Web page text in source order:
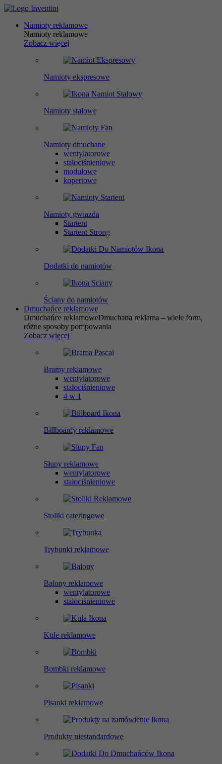
Namioty reklamowe
Namioty reklamowe
Zobacz więcej
Namioty ekspresowe
Namioty stalowe
Namioty dmuchane
wentylatorowe
stałociśnieniowe
modułowe
kopertowe
Namioty gwiazda
Startent
Startent Strong
Dodatki do namiotów
Ściany do namiotów
Dmuchańce reklamowe
Dmuchańce reklamoweDmuchana reklama – wiele form,
różne sposoby pompowania
Zobacz więcej
Bramy reklamowe
wentylatorowe
stałociśnieniowe
4 w 1
Billboardy reklamowe
Słupy reklamowe
wentylatorowe
stałociśnieniowe
Stoliki cateringowe
Trybunki reklamowe
Balony reklamowe
wentylatorowe
stałociśnieniowe
Kule reklamowe
Bombki reklamowe
Pisanki reklamowe
Produkty niestandardowe